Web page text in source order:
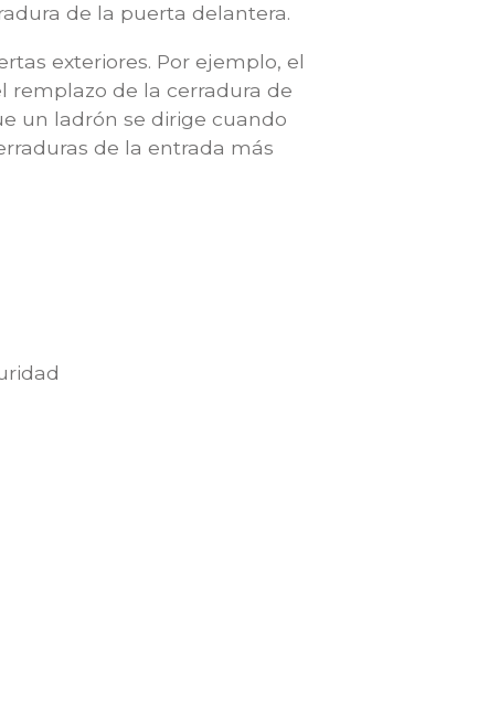
de la puerta delantera.
exteriores. Por ejemplo, el
remplazo de la cerradura de
un ladrón se dirige cuando
de la entrada más